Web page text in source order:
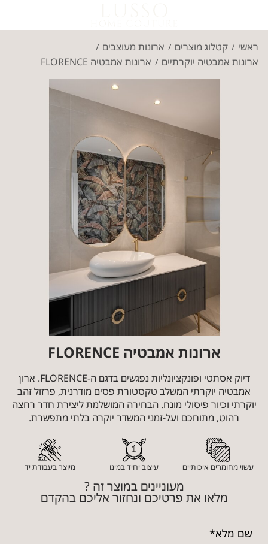
ראשי / קטלוג מוצרים / ארונות מעוצבים /
ארונות אמבטיה יוקרתיים / ארונות אמבטיה FLORENCE
ארונות אמבטיה FLORENCE
דיוק אסתטי ופונקציונליות נפגשים בדגם ה-FLORENCE. ארון
אמבטיה יוקרתי המשלב טקסטורת פסים מודרנית, פרזול זהב
יוקרתי וכיור פיסולי מונח. הבחירה המושלמת ליצירת חדר רחצה
רהוט, מתוחכם ועל-זמני המשדר יוקרה בלתי מתפשרת.
עשוי מחומרים איכותיים עיצוב יחיד במינו מיוצר בעבודת יד
מעוניינים במוצר זה ?
מלאו את פרטיכם ונחזור אליכם בהקדם